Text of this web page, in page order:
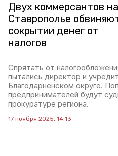
Двух коммерсантов на
Ставрополье
сокрытии денег от
налогов
Спрятать от
пытались директор и
Благодарненском округе.
предпринимателей будут
прокуратуре региона.
17 ноября 2025, 14:13